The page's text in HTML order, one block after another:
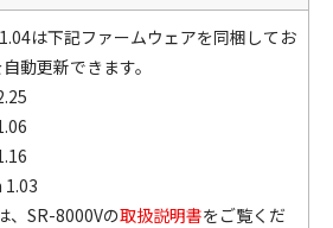
は下記ファームウェアを同梱してお
動更新できます。
、SR-8000Vの取扱説明書をご覧くだ